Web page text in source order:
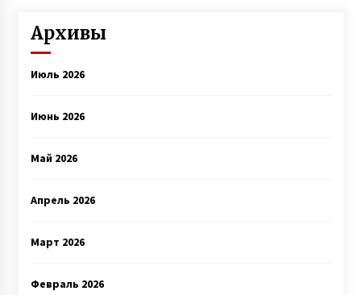
Архивы
Июль 2026
Июнь 2026
Май 2026
Апрель 2026
Март 2026
Февраль 2026